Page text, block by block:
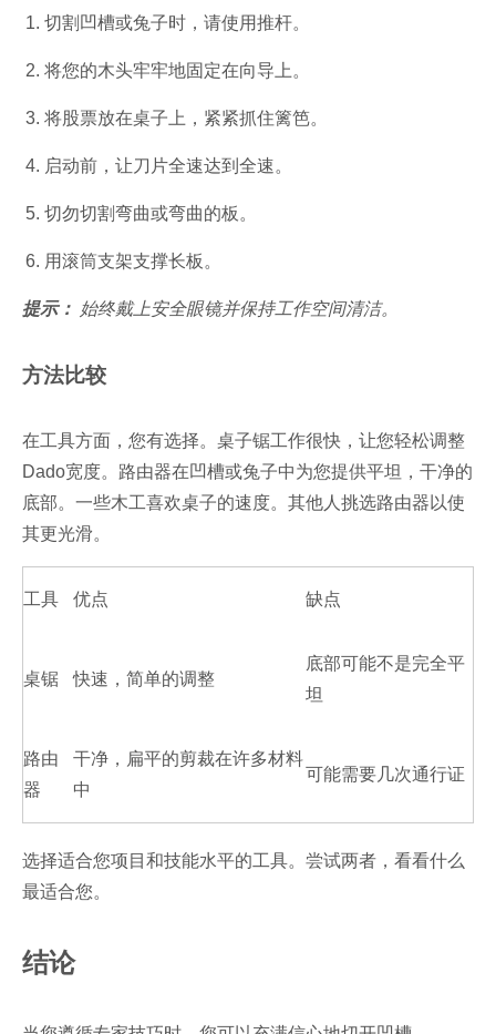
切割凹槽或兔子时，请使用推杆。
将您的木头牢牢地固定在向导上。
将股票放在桌子上，紧紧抓住篱笆。
启动前，让刀片全速达到全速。
切勿切割弯曲或弯曲的板。
用滚筒支架支撑长板。
提示： 始终戴上安全眼镜并保持工作空间清洁。
方法比较
在工具方面，您有选择。桌子锯工作很快，让您轻松调整
Dado宽度。路由器在凹槽或兔子中为您提供平坦，干净的
底部。一些木工喜欢桌子的速度。其他人挑选路由器以使
其更光滑。
工具 优点 缺点
桌锯 快速，简单的调整
底部可能不是完全平
坦
路由
器
干净，扁平的剪裁在许多材料
中
可能需要几次通行证
选择适合您项目和技能水平的工具。尝试两者，看看什么
最适合您。
结论